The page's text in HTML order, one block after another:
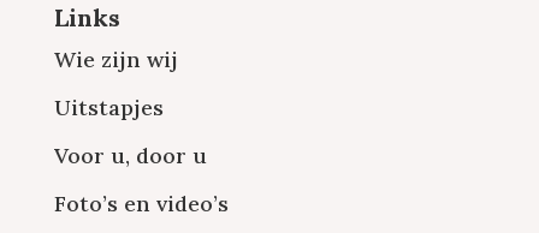
Links
Wie zijn wij
Uitstapjes
Voor u, door u
Foto’s en video’s